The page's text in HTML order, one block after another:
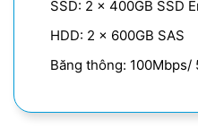
SSD: 2 x 400GB SSD
HDD: 2 x 600GB SAS
Băng thông: 100Mbps/